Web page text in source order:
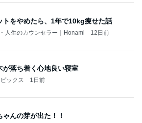
トをやめたら、1年で10kg痩せた話
人生のカウンセラー｜Honami 12日前
が落ち着く心地良い寝室
ックス 1日前
ゃんの芽が出た！！